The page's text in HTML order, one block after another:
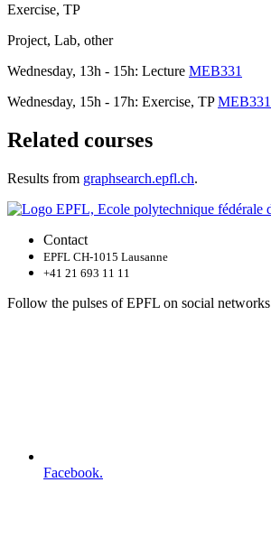
Exercise, TP
Project, Lab, other
Wednesday, 13h - 15h: Lecture MEB331
Wednesday, 15h - 17h: Exercise, TPMEB331
Related courses
Results from graphsearch.epfl.ch.
Contact
EPFL CH-1015 Lausanne
+41 21 693 11 11
Follow the pulses of EPFL on social networks
Facebook.